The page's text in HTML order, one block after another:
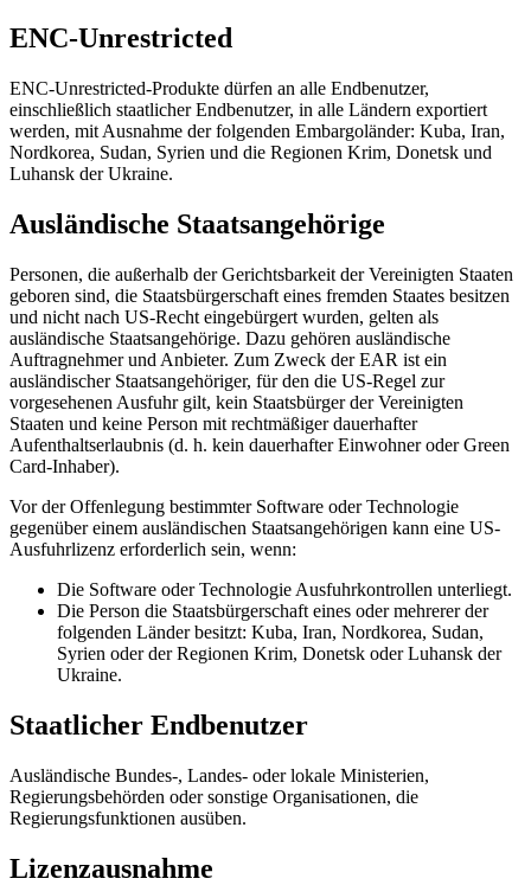
ENC-Unrestricted
ENC-Unrestricted-Produkte dürfen an alle Endbenutzer,
einschließlich staatlicher Endbenutzer, in alle Ländern exportiert
werden, mit Ausnahme der folgenden Embargoländer: Kuba, Iran,
Nordkorea, Sudan, Syrien und die Regionen Krim, Donetsk und
Luhansk der Ukraine.
Ausländische Staatsangehörige
Personen, die außerhalb der Gerichtsbarkeit der Vereinigten Staaten
geboren sind, die Staatsbürgerschaft eines fremden Staates besitzen
und nicht nach US-Recht eingebürgert wurden, gelten als
ausländische Staatsangehörige. Dazu gehören ausländische
Auftragnehmer und Anbieter. Zum Zweck der EAR ist ein
ausländischer Staatsangehöriger, für den die US-Regel zur
vorgesehenen Ausfuhr gilt, kein Staatsbürger der Vereinigten
Staaten und keine Person mit rechtmäßiger dauerhafter
Aufenthaltserlaubnis (d. h. kein dauerhafter Einwohner oder Green
Card-Inhaber).
Vor der Offenlegung bestimmter Software oder Technologie
gegenüber einem ausländischen Staatsangehörigen kann eine US-
Ausfuhrlizenz erforderlich sein, wenn:
Die Software oder Technologie Ausfuhrkontrollen unterliegt.
Die Person die Staatsbürgerschaft eines oder mehrerer der
folgenden Länder besitzt: Kuba, Iran, Nordkorea, Sudan,
Syrien oder der Regionen Krim, Donetsk oder Luhansk der
Ukraine.
Staatlicher Endbenutzer
Ausländische Bundes-, Landes- oder lokale Ministerien,
Regierungsbehörden oder sonstige Organisationen, die
Regierungsfunktionen ausüben.
Lizenzausnahme